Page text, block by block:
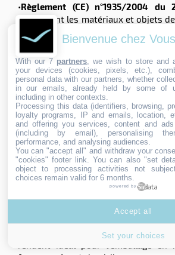
•Règlement (CE) n°1935/2004 du
concernant les matériaux et objets
contact avec des denrées alimentaires ;
• Règlement (UE) n°2023/2006 du
modifié, relatif aux bonnes
des matériaux et objets destinés à
avec des denrées alimentaires ;
• Arrêté français du 27 août 1987
et objets en aluminium ou en
contact avec les aliments, produits et
• EN 602:2004.Norme sur
d’aluminium - Produits
chimique des produits semi-
fabrication d’articles destinés à être
des aliments
Les propriétés de
l'emballage en restauration
L'aluminium présente plusieurs
Bienvenue chez
With our 7 partners , we wish to store and
your devices (cookies, pixels, etc.),
personal data with our partners, whether
in our emails, already held by some of
including in other contexts.
Processing this data (identifiers, browsing,
loyalty programs, IP and emails, location,
and offering you services, content and
(including by email), personalising
performance, and analysing audiences.
You can "accept all" and withdraw your
"cookies" footer link . You can also "set
object to processing activities not
choices remain valid for 6 months.
powered by
Set your choices
Accept all